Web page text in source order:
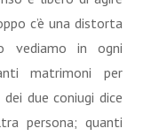
c’è una distorta
vediamo in ogni
matrimoni per
due coniugi dice
persona; quanti